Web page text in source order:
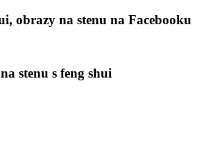
obrazy na stenu na Facebooku
stenu s feng shui